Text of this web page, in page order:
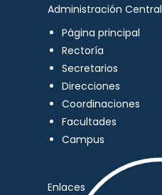
Administración Central
Página principal
Rectoría
Secretarios
Direcciones
Coordinaciones
Facultades
Campus
Enlaces